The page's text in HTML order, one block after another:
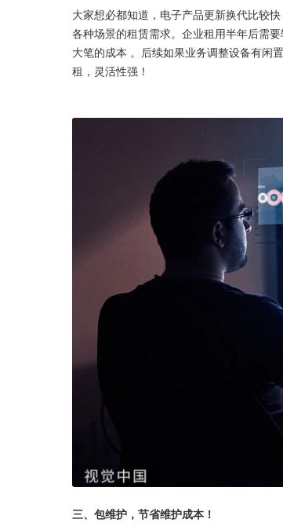
大家想必都知道，电子产品更新换代比较
各种场景的租赁需求。企业租用半年后需
大笔的成本 。后续如果业务调整设备有闲
租，灵活性强！
三、包维护，节省维护成本！